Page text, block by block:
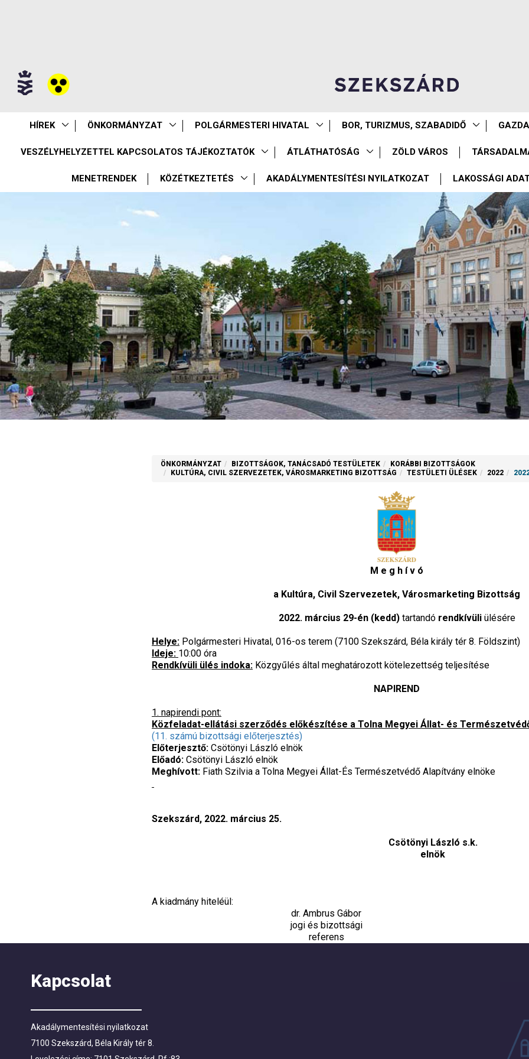
HÍREK ÖNKORMÁNYZAT POLGÁRMESTERI HIVATAL BOR, TURIZMUS, SZABADIDŐ
VESZÉLYHELYZETTEL KAPCSOLATOS TÁJÉKOZTATÓK ÁTLÁTHATÓSÁG ZÖLD VÁROS
MENETRENDEK KÖZÉTKEZTETÉS AKADÁLYMENTESÍTÉSI NYILATKOZAT LAKOSSÁGI
ÖNKORMÁNYZAT BIZOTTSÁGOK, TANÁCSADÓ TESTÜLETEK
KORÁBBI BIZOTTSÁGOK
KULTÚRA, CIVIL SZERVEZETEK, VÁROSMARKETING BIZOTTSÁG
TESTÜLETI ÜLÉSEK 2022
M e g h í v ó
a Kultúra, Civil Szervezetek, Városmarketing Bizottság
2022. március 29-én (kedd) tartandórendkívüli ülésére
Helye: Polgármesteri Hivatal, 016-os terem (7100 Szekszárd, Béla király tér 8. Földszint)
Ideje: 10:00 óra
Rendkívüli ülés indoka: Közgyűlés által meghatározott kötelezettség teljesítése
NAPIREND
1. napirendi pont:
Közfeladat-ellátási szerződés előkészítése a Tolna Megyei Állat- és
(11. számú bizottsági előterjesztés)
Előterjesztő: Csötönyi László elnök
Előadó: Csötönyi László elnök
Meghívott: Fiath Szilvia a Tolna Megyei Állat-És Természetvédő Alapítvány elnöke
Szekszárd, 2022. március 25.
Csötönyi László s.k.
elnök
A kiadmány hiteléül:
dr. Ambrus Gábor
jogi és bizottsági
referens
Kapcsolat
Akadálymentesítési nyilatkozat
7100 Szekszárd, Béla Király tér 8.